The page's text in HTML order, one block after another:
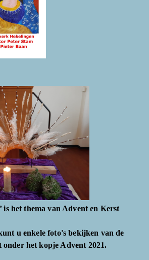
is het thema van Advent en Kerst
u enkele foto's bekijken van de
onder het kopje Advent 2021.